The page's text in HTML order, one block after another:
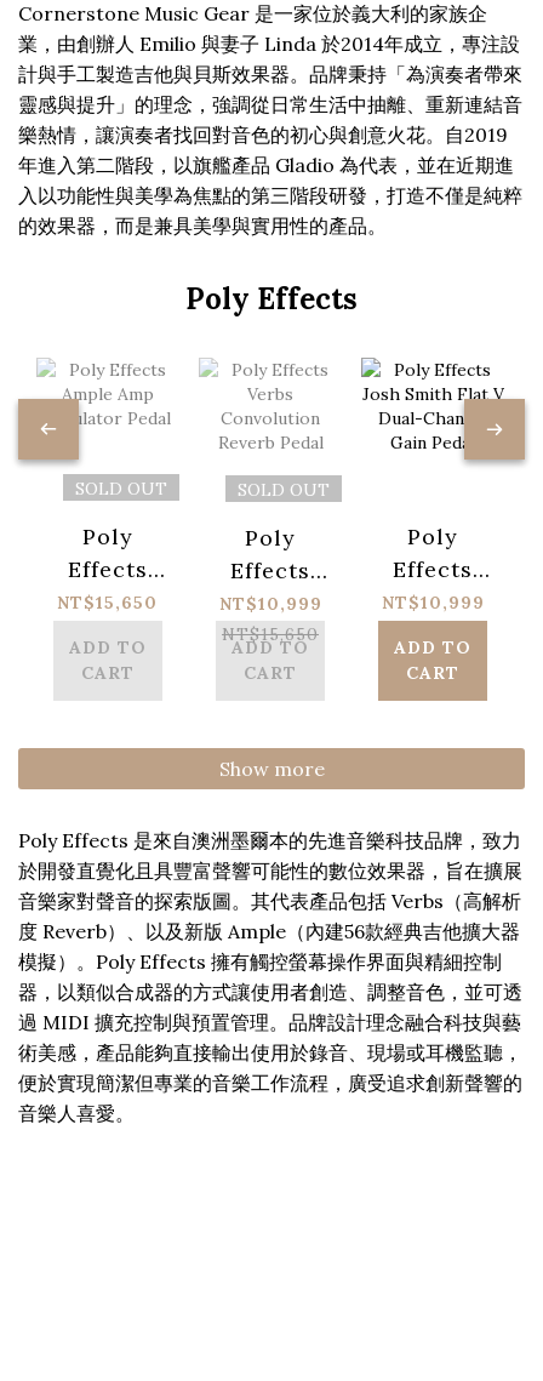
Cornerstone Music Gear 是一家位於義大利的家族企
業，由創辦人 Emilio 與妻子 Linda 於2014年成立，專注設
計與手工製造吉他與貝斯效果器。品牌秉持「為演奏者帶來
靈感與提升」的理念，強調從日常生活中抽離、重新連結音
樂熱情，讓演奏者找回對音色的初心與創意火花。自2019
年進入第二階段，以旗艦產品 Gladio 為代表，並在近期進
入以功能性與美學為焦點的第三階段研發，打造不僅是純粹
的效果器，而是兼具美學與實用性的產品。
Poly Effects
SOLD OUT
Poly
Effects
Ample
Amp
Simulator
Pedal
NT$15,650
ADD TO
CART
SOLD OUT
Poly
Effects
Verbs
Convolution
Reverb
Pedal
NT$10,999
NT$15,650
ADD TO
CART
Poly
Effects
Josh
Smith Flat
V Dual-
Channel
NT$10,999
ADD TO
CART
Show more
Poly Effects 是來自澳洲墨爾本的先進音樂科技品牌，致力
於開發直覺化且具豐富聲響可能性的數位效果器，旨在擴展
音樂家對聲音的探索版圖。其代表產品包括 Verbs（高解析
度 Reverb）、以及新版 Ample（內建56款經典吉他擴大器
模擬）。Poly Effects 擁有觸控螢幕操作界面與精細控制
器，以類似合成器的方式讓使用者創造、調整音色，並可透
過 MIDI 擴充控制與預置管理。品牌設計理念融合科技與藝
術美感，產品能夠直接輸出使用於錄音、現場或耳機監聽，
便於實現簡潔但專業的音樂工作流程，廣受追求創新聲響的
音樂人喜愛。